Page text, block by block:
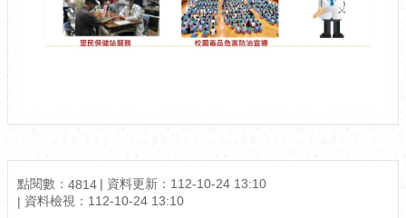
點閱數： 4814 資料更新： 112-10-24 13:10
資料檢視： 112-10-24 13:10